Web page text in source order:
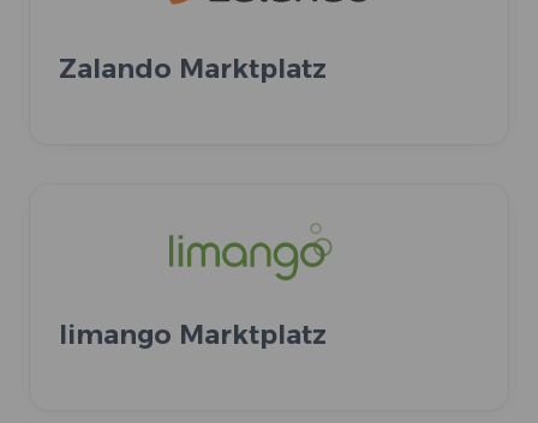
Zalando Marktplatz
limango Marktplatz